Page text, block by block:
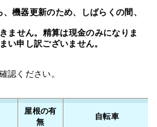
機器更新のため、しばらくの間、
ません。精算は現金のみになりま
い申し訳ございません。
認ください。
屋根の有
無
自転車